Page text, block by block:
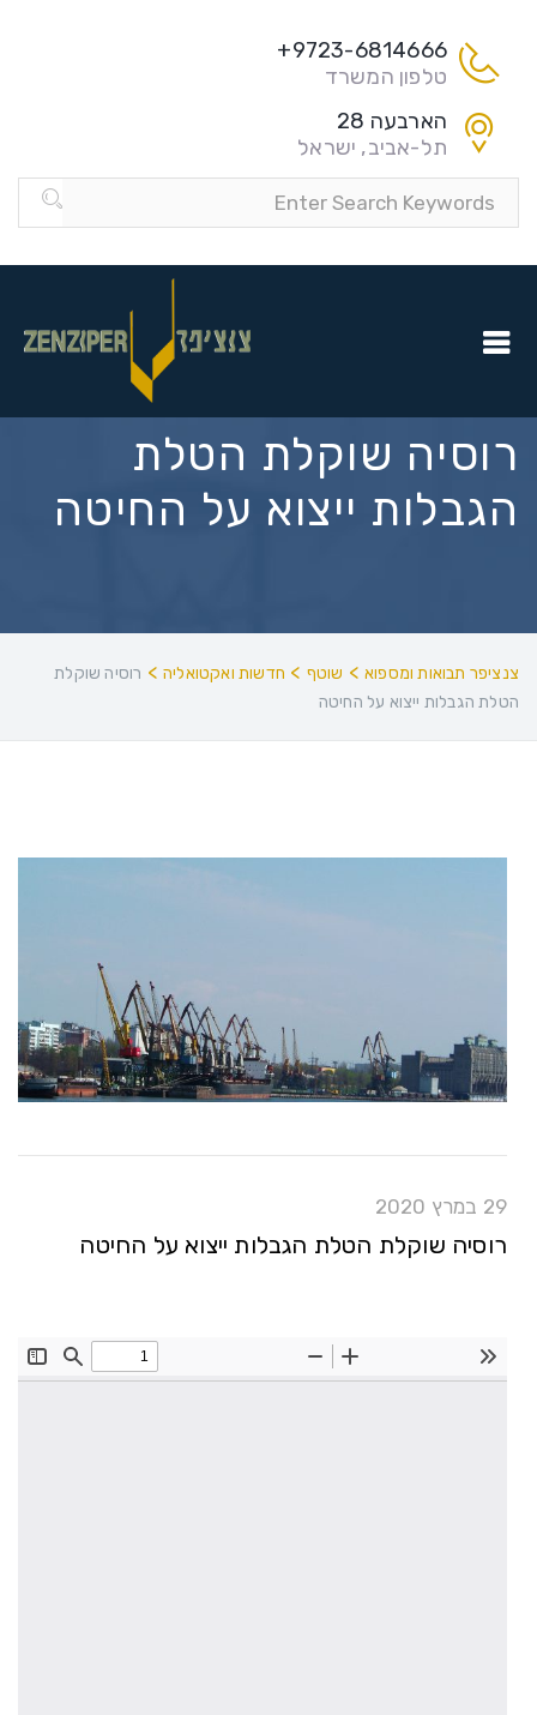
9723-6814666+
טלפון המשרד
הארבעה 28
תל-אביב, ישראל
רוסיה שוקלת הטלת
הגבלות ייצוא על החיטה
צנציפר תבואות ומספוא > שוטף > חדשות ואקטואליה > רוסיה שוקלת
הטלת הגבלות ייצוא על החיטה
29 במרץ 2020
רוסיה שוקלת הטלת הגבלות ייצוא על החיטה